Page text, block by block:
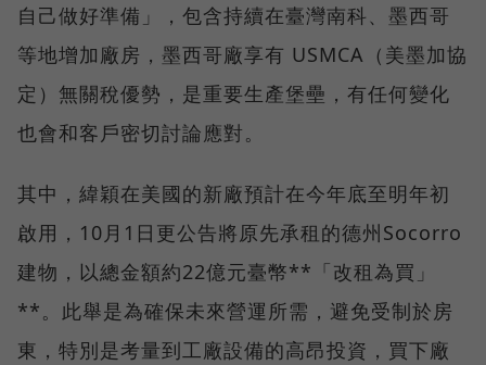
自己做好準備」，包含持續在臺灣南科、墨西哥
等地增加廠房，墨西哥廠享有 USMCA（美墨加協
定）無關稅優勢，是重要生產堡壘，有任何變化
也會和客戶密切討論應對。
其中，緯穎在美國的新廠預計在今年底至明年初
啟用，10月1日更公告將原先承租的德州Socorro
建物，以總金額約22億元臺幣**「改租為買」
**。此舉是為確保未來營運所需，避免受制於房
東，特別是考量到工廠設備的高昂投資，買下廠